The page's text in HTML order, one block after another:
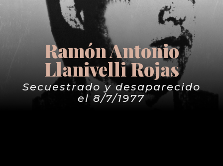
Ramón Antonio
Llanivelli Rojas
Secuestrado y desaparecido
el 8/7/1977